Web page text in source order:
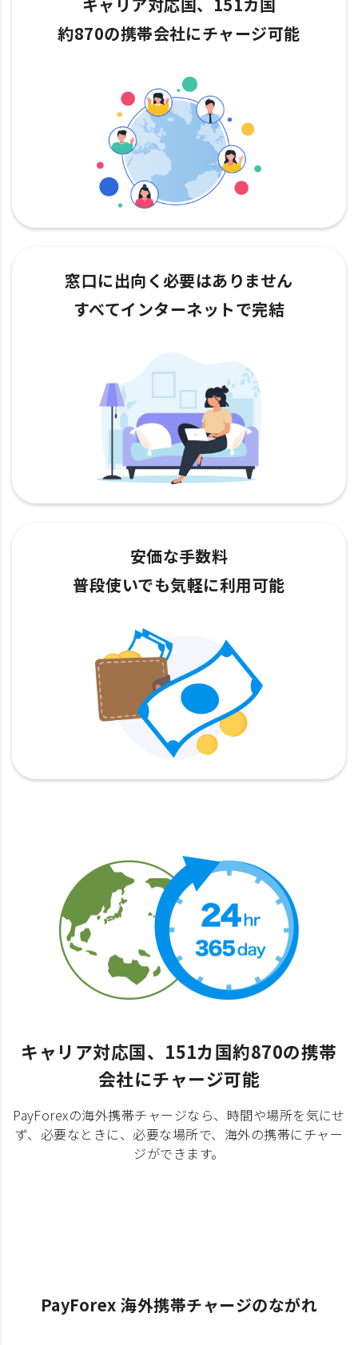
約870の携帯会社にチャージ可能
窓口に出向く必要はありません
すべてインターネットで完結
安価な手数料
普段使いでも気軽に利用可能
キャリア対応国、151カ国約870の携帯
会社にチャージ可能
PayForexの海外携帯チャージなら、時間や場所を気にせ
ず、必要なときに、必要な場所で、海外の携帯にチャー
ジができます。
PayForex 海外携帯チャージのながれ